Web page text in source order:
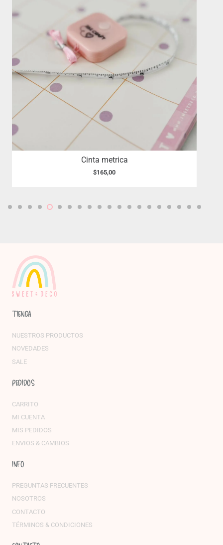
Cinta metrica
$165,00
TIENDA
NUESTROS PRODUCTOS
NOVEDADES
SALE
PEDIDOS
CARRITO
MI CUENTA
MIS PEDIDOS
ENVIOS & CAMBIOS
INFO
PREGUNTAS FRECUENTES
NOSOTROS
CONTACTO
TÉRMINOS & CONDICIONES